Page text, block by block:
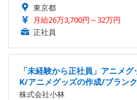
東京都
月給26万3,700円～32万円
正社員
「未経験から正社員」アニメ
K/アニメグッズの作成/ブラン
株式会社小林